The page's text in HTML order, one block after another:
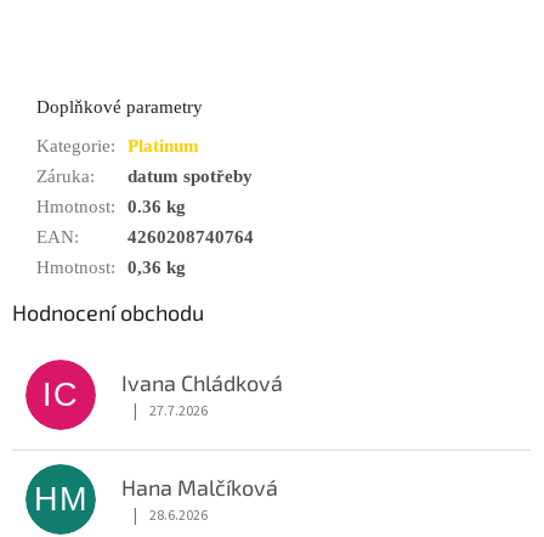
Doplňkové parametry
Kategorie:
Platinum
Záruka:
datum spotřeby
Hmotnost:
0.36 kg
EAN:
4260208740764
Hmotnost: 0,36 kg
Hodnocení obchodu
IC Ivana Chládková
Hodnocení obchodu je 5 z 5 hvězdiček.
| 27.7.2026
HM Hana Malčíková
Hodnocení obchodu je 5 z 5 hvězdiček.
| 28.6.2026